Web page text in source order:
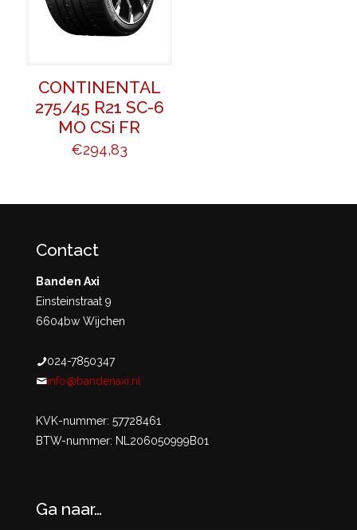
CONTINENTAL
275/45 R21 SC-6
MO CSi FR
€294,83
Contact
Banden Axi
Einsteinstraat 9
6604bw Wijchen
024-7850347
info@bandenaxi.nl
KVK-nummer: 57728461
BTW-nummer: NL206050999B01
Ga naar…